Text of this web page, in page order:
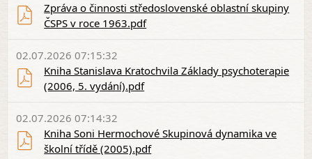
Zpráva o činnosti středoslovenské oblastní skupiny
ČSPS v roce 1963.pdf
Kniha Stanislava Kratochvila Základy psychoterapie
(2006, 5. vydání).pdf
02.07.2026 07:15:32
Kniha Soni Hermochové Skupinová dynamika ve
školní třídě (2005).pdf
02.07.2026 07:14:32